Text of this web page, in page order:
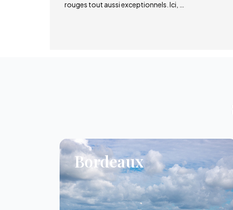
rouges tout aussi exceptionnels. Ici, …
Bordeaux